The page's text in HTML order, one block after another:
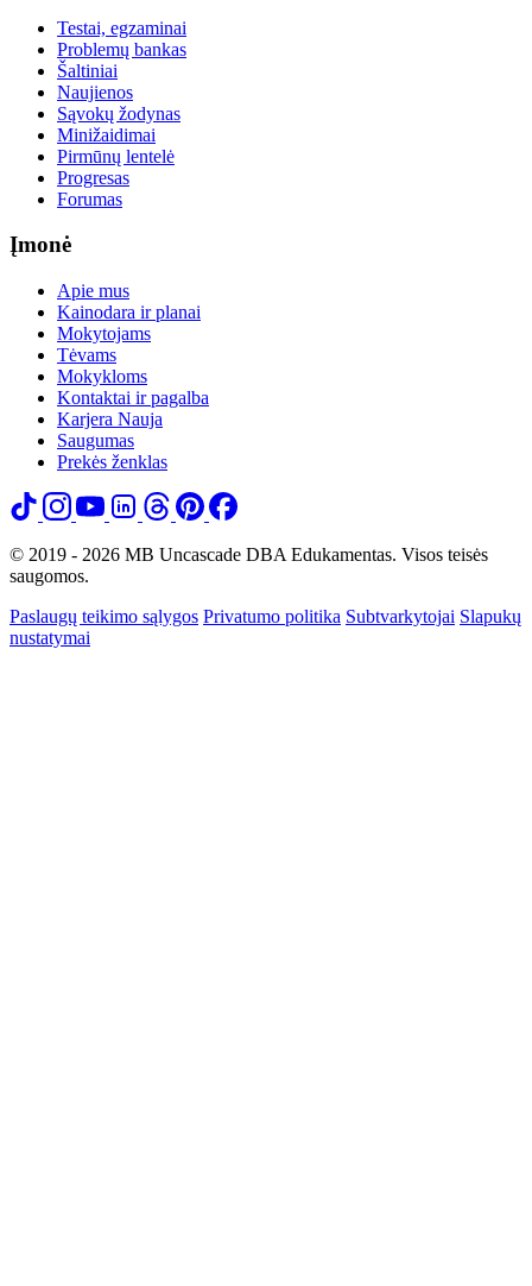
Testai, egzaminai
Problemų bankas
Šaltiniai
Naujienos
Sąvokų žodynas
Minižaidimai
Pirmūnų lentelė
Progresas
Forumas
Įmonė
Apie mus
Kainodara ir planai
Mokytojams
Tėvams
Mokykloms
Kontaktai ir pagalba
Karjera Nauja
Saugumas
Prekės ženklas
© 2019 - 2026 MB Uncascade DBA Edukamentas. Visos teisės
saugomos.
Paslaugų teikimo sąlygos Privatumo politika Subtvarkytojai Slapukų
nustatymai